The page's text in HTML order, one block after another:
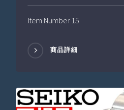
Item Number 15
商品詳細